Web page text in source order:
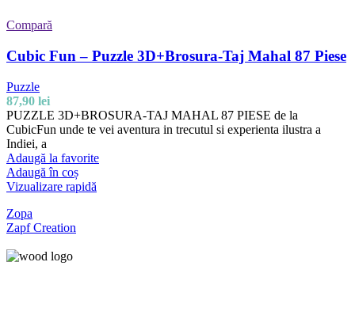
Compară
Cubic Fun – Puzzle 3D+Brosura-Taj Mahal 87 Piese
Puzzle
87,90 lei
PUZZLE 3D+BROSURA-TAJ MAHAL 87 PIESE de la
CubicFun unde te vei aventura in trecutul si experienta ilustra a
Indiei, a
Adaugă la favorite
Adaugă în coș
Vizualizare rapidă
Zopa
Zapf Creation